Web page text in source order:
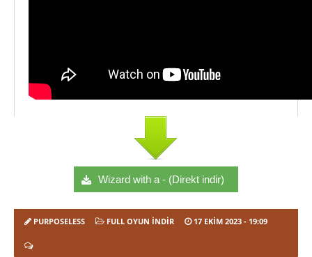
Wizard with a - (Direkt indir)
PURPOSELESS FULL OYUN İNDIR 17 EKIM 2023 - 19:09